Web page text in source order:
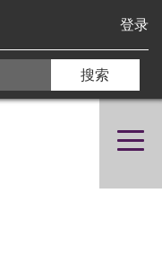
登录